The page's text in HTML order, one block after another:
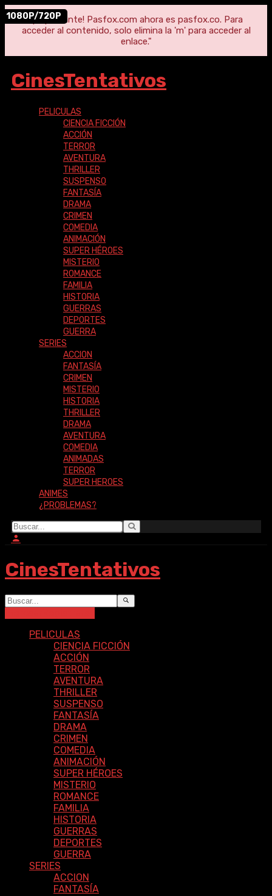
"¡Importante! Pasfox.com ahora es pasfox.co. Para
acceder al contenido, solo elimina la 'm' para acceder al
enlace."
CinesTentativos
PELICULAS
CIENCIA FICCIÓN
ACCIÓN
TERROR
AVENTURA
THRILLER
SUSPENSO
FANTASÍA
DRAMA
CRIMEN
COMEDIA
ANIMACIÓN
SUPER HÉROES
MISTERIO
ROMANCE
FAMILIA
HISTORIA
GUERRAS
DEPORTES
GUERRA
SERIES
ACCION
FANTASÍA
CRIMEN
MISTERIO
HISTORIA
THRILLER
DRAMA
AVENTURA
COMEDIA
ANIMADAS
TERROR
SUPER HEROES
ANIMES
¿PROBLEMAS?
CinesTentativos
PELICULAS
CIENCIA FICCIÓN
ACCIÓN
TERROR
AVENTURA
THRILLER
SUSPENSO
FANTASÍA
DRAMA
CRIMEN
COMEDIA
ANIMACIÓN
SUPER HÉROES
MISTERIO
ROMANCE
FAMILIA
HISTORIA
GUERRAS
DEPORTES
GUERRA
SERIES
ACCION
FANTASÍA
4K
1080P/720P